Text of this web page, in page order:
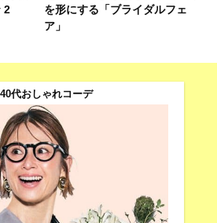
2
を形にする「ブライダルフェ
ア」
代おしゃれコーデ